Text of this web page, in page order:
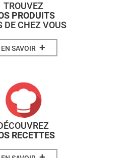
TROUVEZ
PRODUITS
DE CHEZ VOUS
EN SAVOIR +
RECETTES